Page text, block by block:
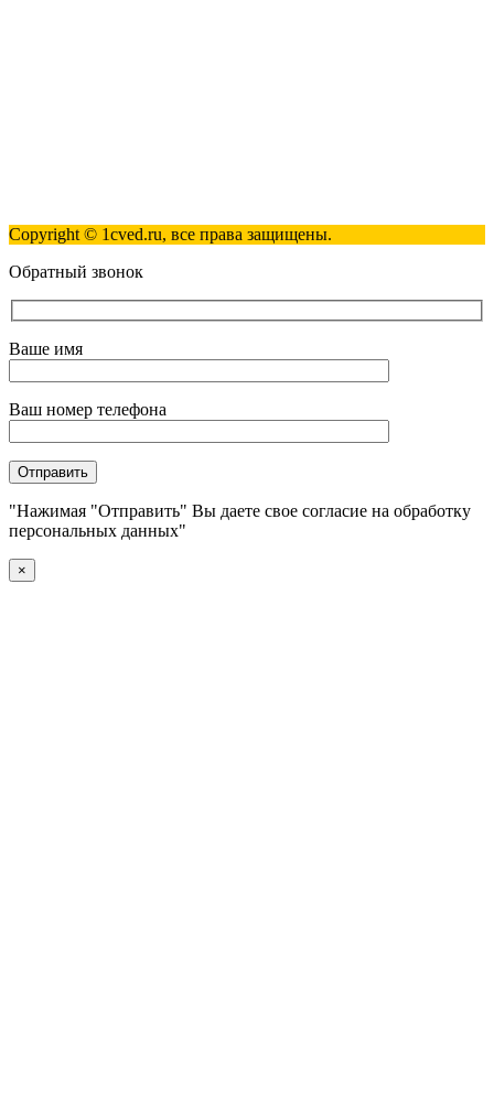
Copyright © 1cved.ru, все права защищены.
Обратный звонок
Ваше имя
Ваш номер телефона
"Нажимая "Отправить" Вы даете свое согласие на обработку
персональных данных"
×